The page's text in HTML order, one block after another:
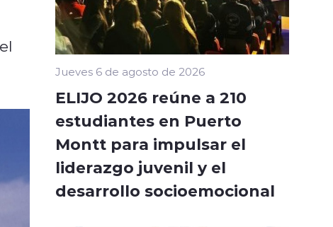
Jueves 6 de agosto de 2026
ELIJO 2026 reúne a 210
estudiantes en Puerto
Montt para impulsar el
liderazgo juvenil y el
desarrollo socioemocional